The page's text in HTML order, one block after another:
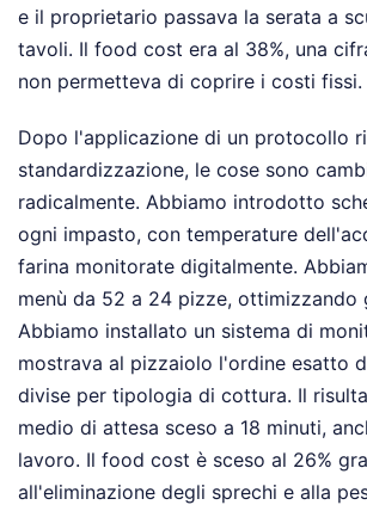
e il proprietario passava la serata a
tavoli. Il food cost era al 38%, una
non permetteva di coprire i costi fissi.
Dopo l'applicazione di un protocollo
standardizzazione, le cose sono
radicalmente. Abbiamo introdotto
ogni impasto, con temperature
farina monitorate digitalmente.
menù da 52 a 24 pizze, ottimizzando
Abbiamo installato un sistema di
mostrava al pizzaiolo l'ordine esatto
divise per tipologia di cottura. Il
medio di attesa sceso a 18 minuti,
lavoro. Il food cost è sceso al 26%
all'eliminazione degli sprechi e alla